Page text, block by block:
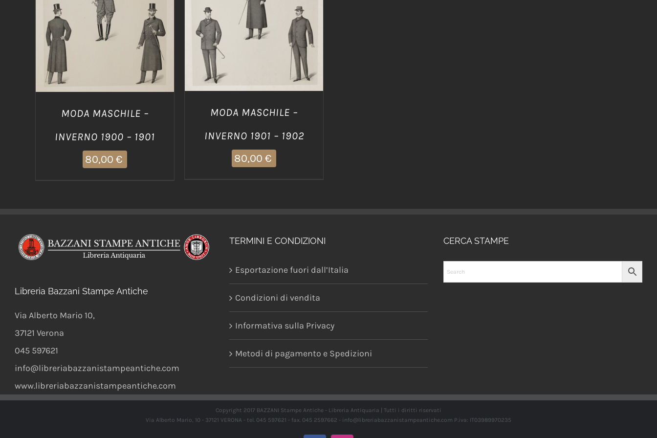
MODA MASCHILE –
INVERNO 1900 – 1901
80,00 €
MODA MASCHILE –
INVERNO 1901 – 1902
80,00 €
Libreria Bazzani Stampe Antiche
Via Alberto Mario 10,
37121 Verona
045 597621
info@libreriabazzanistampeantiche.com
www.libreriabazzanistampeantiche.com
TERMINI E CONDIZIONI
Esportazione fuori dall’Italia
Condizioni di vendita
Informativa sulla Privacy
Metodi di pagamento e Spedizioni
CERCA STAMPE
Copyright 2017 BAZZANI Stampe Antiche - Libreria Antiquaria | Tutti i diritti riservati
Via Alberto Mario, 10 - 37121 VERONA - tel. 045 597621 - fax. 045 2597662 - info@libreriabazzanistampeantiche.com P.iva: IT03989970235